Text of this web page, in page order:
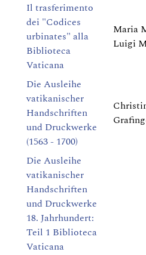
Il trasferimento
dei "Codices
urbinates" alla
Biblioteca
Vaticana
Maria
Luigi
Die Ausleihe
vatikanischer
Handschriften
und Druckwerke
(1563 - 1700)
Die Ausleihe
vatikanischer
Handschriften
und Druckwerke
18. Jahrhundert:
Teil 1 Biblioteca
Vaticana